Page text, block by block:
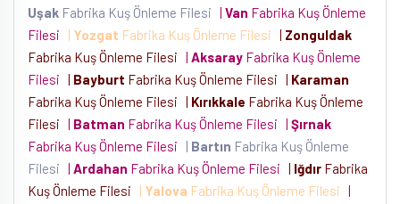
Uşak Fabrika Kuş Önleme Filesi | Van Fabrika Kuş Önleme
Filesi
| Yozgat Fabrika Kuş Önleme Filesi | Zonguldak
Fabrika Kuş Önleme Filesi | Aksaray Fabrika Kuş Önleme
Filesi | Bayburt Fabrika Kuş Önleme Filesi | Karaman
Fabrika Kuş Önleme Filesi | Kırıkkale Fabrika Kuş Önleme
Filesi | Batman Fabrika Kuş Önleme Filesi | Şırnak
Fabrika Kuş Önleme Filesi
| Bartın Fabrika Kuş Önleme
Filesi | Ardahan Fabrika Kuş Önleme Filesi | Iğdır Fabrika
Kuş Önleme Filesi
| Yalova Fabrika Kuş Önleme Filesi |